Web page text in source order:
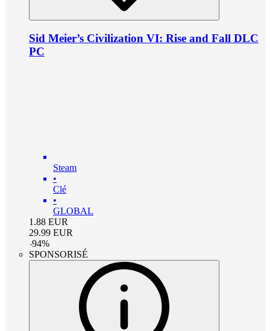
Sid Meier’s Civilization VI: Rise and Fall DLC
PC
Steam
•
Clé
•
GLOBAL
1.88 EUR
29.99 EUR
-94%
SPONSORISÉ